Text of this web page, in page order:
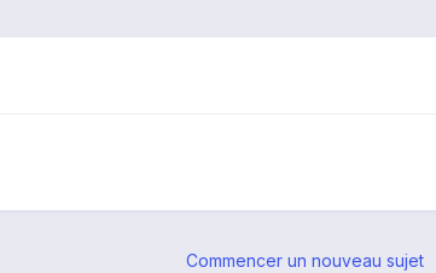
Commencer un nouveau sujet